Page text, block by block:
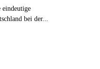
eindeutige
bei der...